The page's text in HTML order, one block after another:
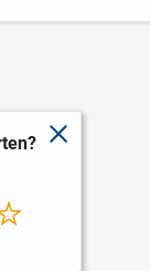
schließen